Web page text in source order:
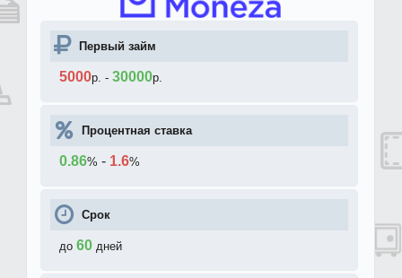
Первый займ
5000р. - 30000р.
Процентная ставка
0.86% - 1.6%
Срок
до 60 дней